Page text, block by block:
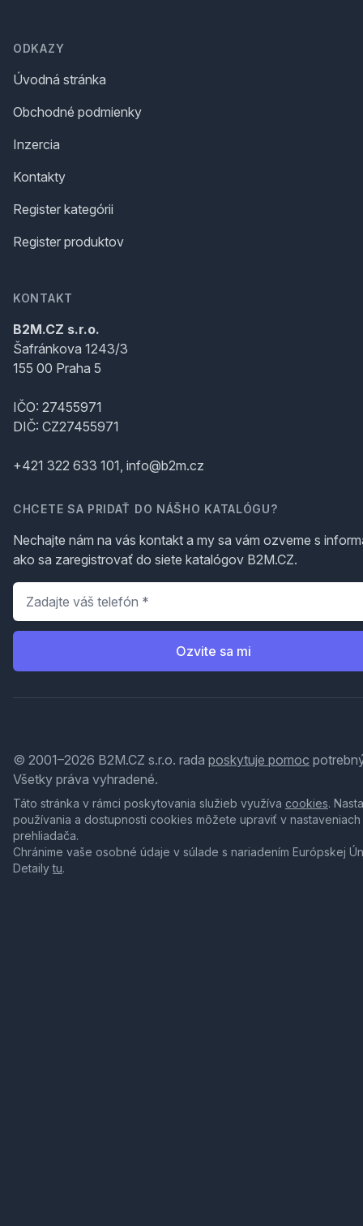
ODKAZY
Úvodná stránka
Obchodné podmienky
Inzercia
Kontakty
Register kategórii
Register produktov
KONTAKT
B2M.CZ s.r.o.
Šafránkova 1243/3
155 00 Praha 5
IČO: 27455971
DIČ: CZ27455971
+421 322 633 101, info@b2m.cz
CHCETE SA PRIDAŤ DO NÁŠHO KATALÓGU?
Nechajte nám na vás kontakt a my sa vám ozveme s
ako sa zaregistrovať do siete katalógov B2M.CZ.
Telefón
Ozvite sa mi
© 2001–2026 B2M.CZ s.r.o. rada poskytuje pomoc
Všetky práva vyhradené.
Táto stránka v rámci poskytovania služieb využíva cookies.
používania a dostupnosti cookies môžete upraviť v nastaveniach
prehliadača.
Chránime vaše osobné údaje v súlade s nariadením Európskej
Detailytu.